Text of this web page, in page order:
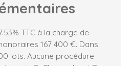
TTC à la charge de
167 400 €. Dans
lots. Aucune procédure